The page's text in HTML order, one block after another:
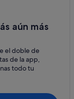
aún más
el doble de
de la app,
todo tu